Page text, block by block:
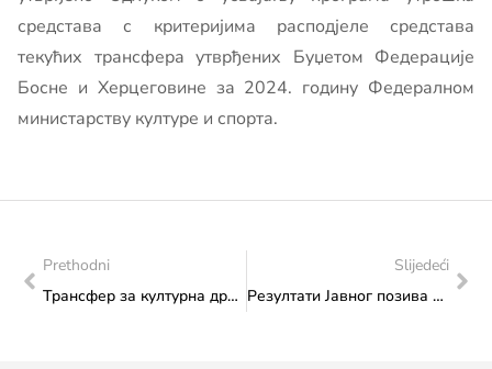
средстава с критеријима расподјеле средстава
текућих трансфера утврђених Буџетом Федерације
Босне и Херцеговине за 2024. годину Федералном
министарству културе и спорта.
Prethodni
Трансфер за културна друштва и друге институције: У Министарству уприличено потписивање уговора о додјели финансијских средстава с представницима четири национална друштва
Slijedeći
Резултати Јавног позива 2024: Трансфер за младе